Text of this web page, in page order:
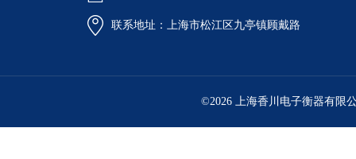
联系地址：上海市松江区九亭镇顾戴路
©2026 上海香川电子衡器有限